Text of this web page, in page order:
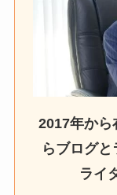
2017年から
らブログと
ライ